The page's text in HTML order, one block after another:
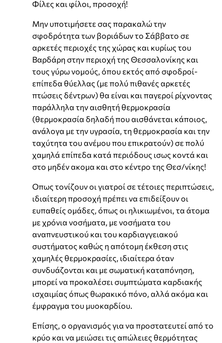
Φίλες και φίλοι, προσοχή!
Μην υποτιμήσετε σας παρακαλώ την
σφοδρότητα των βοριάδων το Σάββατο σε
αρκετές περιοχές της χώρας και κυρίως του
Βαρδάρη στην περιοχή της Θεσσαλονίκης και
τους γύρω νομούς, όπου εκτός από σφοδροί-
επίπεδα θύελλας (με πολύ πιθανές αρκετές
πτώσεις δέντρων) θα είναι και παγεροί ρίχνοντας
παράλληλα την αισθητή θερμοκρασία
(θερμοκρασία δηλαδή που αισθάνεται κάποιος,
ανάλογα με την υγρασία, τη θερμοκρασία και την
ταχύτητα του ανέμου που επικρατούν) σε πολύ
χαμηλά επίπεδα κατά περιόδους ισως κοντά και
στο μηδέν ακομα και στο κέντρο της Θεσ/νίκης!
Οπως τονίζουν οι γιατροί σε τέτοιες περιπτώσεις,
ιδιαίτερη προσοχή πρέπει να επιδείξουν οι
ευπαθείς ομάδες, όπως οι ηλικιωμένοι, τα άτομα
με χρόνια νοσήματα, με νοσήματα του
αναπνευστικού και του καρδιαγγειακού
συστήματος καθώς η απότομη έκθεση στις
χαμηλές θερμοκρασίες, ιδιαίτερα όταν
συνδυάζονται και με σωματική καταπόνηση,
μπορεί να προκαλέσει συμπτώματα καρδιακής
ισχαιμίας όπως θωρακικό πόνο, αλλά ακόμα και
έμφραγμα του μυοκαρδίου.
Επίσης, ο οργανισμός για να προστατευτεί από το
κρύο και να μειώσει τις απώλειες θερμότητας